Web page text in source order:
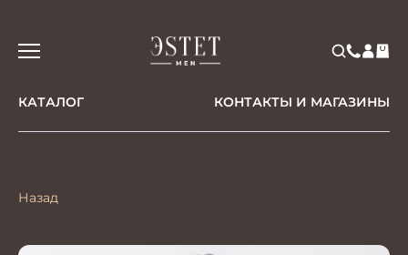
КАТАЛОГ КОНТАКТЫ И МАГАЗИНЫ
Назад